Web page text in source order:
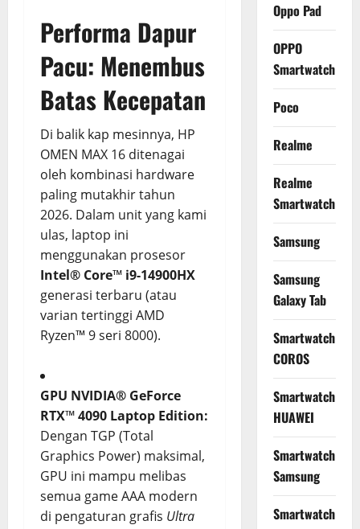
Performa Dapur
Pacu: Menembus
Batas Kecepatan
Di balik kap mesinnya, HP
OMEN MAX 16 ditenagai
oleh kombinasi hardware
paling mutakhir tahun
2026. Dalam unit yang kami
ulas, laptop ini
menggunakan prosesor
Intel® Core™ i9-14900HX
generasi terbaru (atau
varian tertinggi AMD
Ryzen™ 9 seri 8000).
GPU NVIDIA® GeForce
RTX™ 4090 Laptop Edition:
Dengan TGP (Total
Graphics Power) maksimal,
GPU ini mampu melibas
semua game AAA modern
di pengaturan grafis Ultra
Oppo Pad
OPPO
Smartwatch
Poco
Realme
Realme
Smartwatch
Samsung
Samsung
Galaxy Tab
Smartwatch
COROS
Smartwatch
HUAWEI
Smartwatch
Samsung
Smartwatch